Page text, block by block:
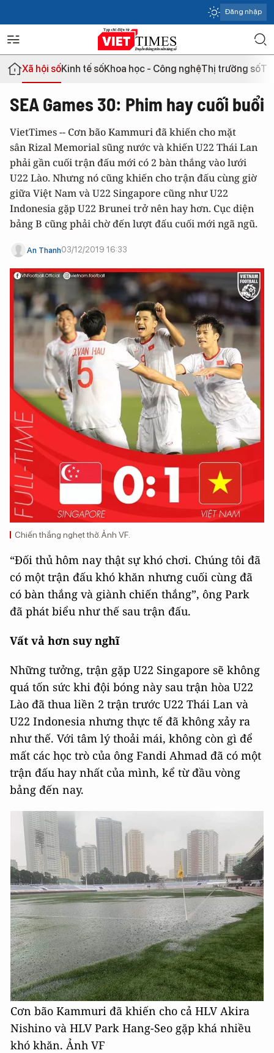
Đăng nhập
Xã hội sốKinh tế sốKhoa học - Công nghệThị trường số
SEA Games 30: Phim hay cuối buổi
VietTimes -- Cơn bão Kammuri đã khiến cho mặt
sân Rizal Memorial sũng nước và khiến U22 Thái Lan
phải gần cuối trận đấu mới có 2 bàn thắng vào lưới
U22 Lào. Nhưng nó cũng khiến cho trận đấu cùng giờ
giữa Việt Nam và U22 Singapore cũng như U22
Indonesia gặp U22 Brunei trở nên hay hơn. Cục diện
bảng B cũng phải chờ đến lượt đấu cuối mới ngã ngũ.
An Thanh03/12/2019 16:33
Chiến thắng nghẹt thở. Ảnh VF.
“Đối thủ hôm nay thật sự khó chơi. Chúng tôi đã
có một trận đấu khó khăn nhưng cuối cùng đã
có bàn thắng và giành chiến thắng”, ông Park
đã phát biểu như thế sau trận đấu.
Vất vả hơn suy nghĩ
Những tưởng, trận gặp U22 Singapore sẽ không
quá tốn sức khi đội bóng này sau trận hòa U22
Lào đã thua liền 2 trận trước U22 Thái Lan và
U22 Indonesia nhưng thực tế đã không xảy ra
như thế. Với tâm lý thoải mái, không còn gì để
mất các học trò của ông Fandi Ahmad đã có một
trận đấu hay nhất của mình, kể từ đầu vòng
bảng đến nay.
Cơn bão Kammuri đã khiến cho cả HLV Akira
Nishino và HLV Park Hang-Seo gặp khá nhiều
khó khăn. Ảnh VF